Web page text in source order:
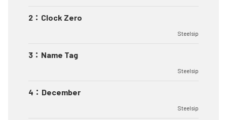
2 ： Clock Zero
Steelsip
3 ： Name Tag
Steelsip
4 ： December
Steelsip